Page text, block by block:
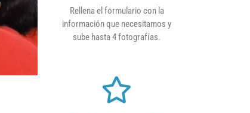
Rellena el formulario con la
información que necesitamos y
sube hasta 4 fotografías.